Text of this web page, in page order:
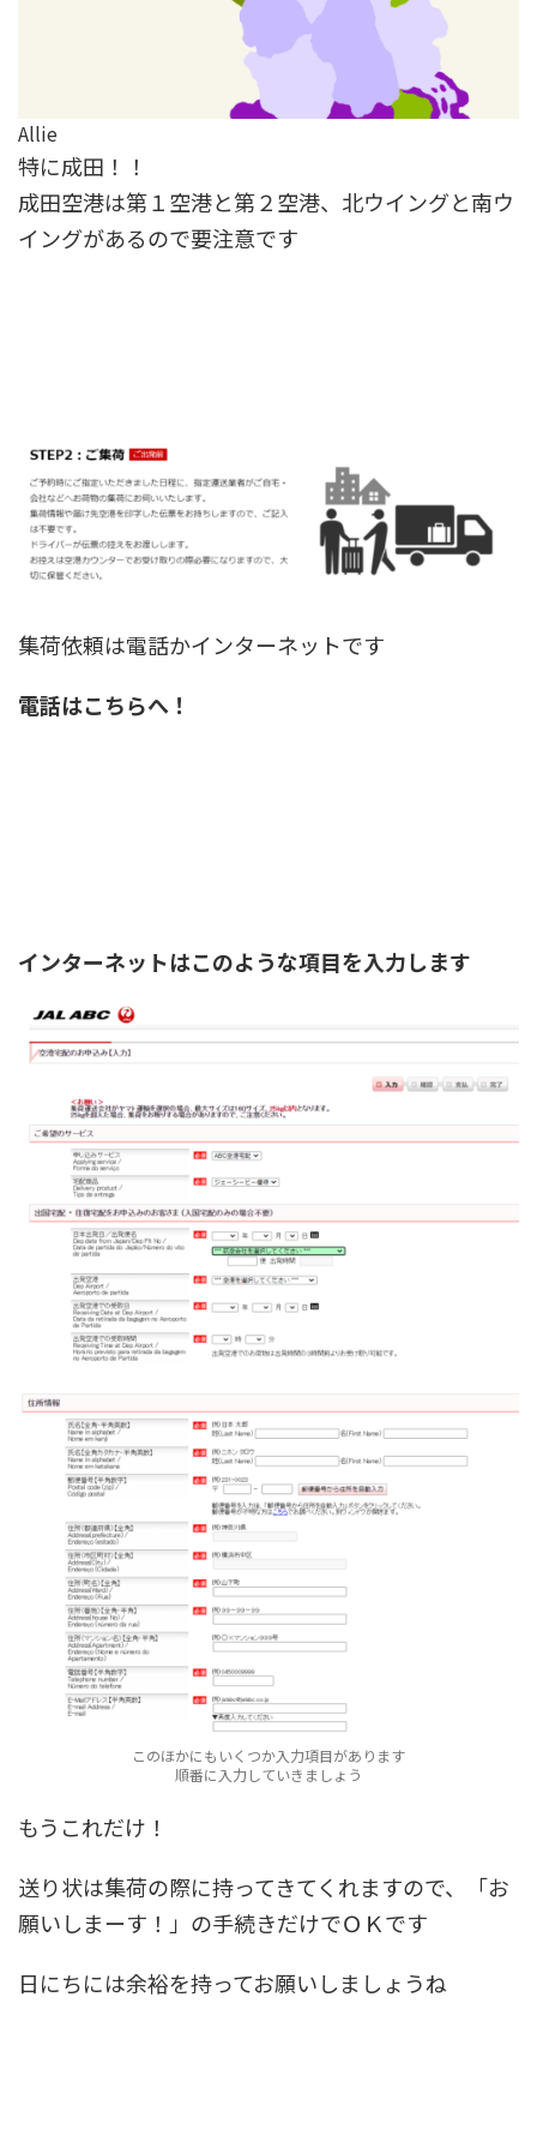
Allie
特に成田！！
成田空港は第１空港と第２空港、北ウイングと南ウ
イングがあるので要注意です
集荷依頼は電話かインターネットです
電話はこちらへ！
インターネットはこのような項目を入力します
このほかにもいくつか入力項目があります
順番に入力していきましょう
もうこれだけ！
送り状は集荷の際に持ってきてくれますので、「お
願いしまーす！」の手続きだけでＯＫです
日にちには余裕を持ってお願いしましょうね